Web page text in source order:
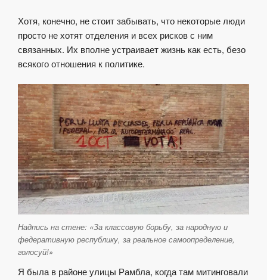
Хотя, конечно, не стоит забывать, что некоторые люди
просто не хотят отделения и всех рисков с ним
связанных. Их вполне устраивает жизнь как есть, безо
всякого отношения к политике.
Надпись на стене: «За классовую борьбу, за народную и
федеративную республику, за реальное самоопределение,
голосуй!»
Я была в районе улицы Рамбла, когда там митинговали